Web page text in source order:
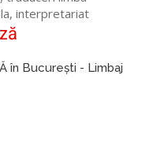
în București - Limbaj